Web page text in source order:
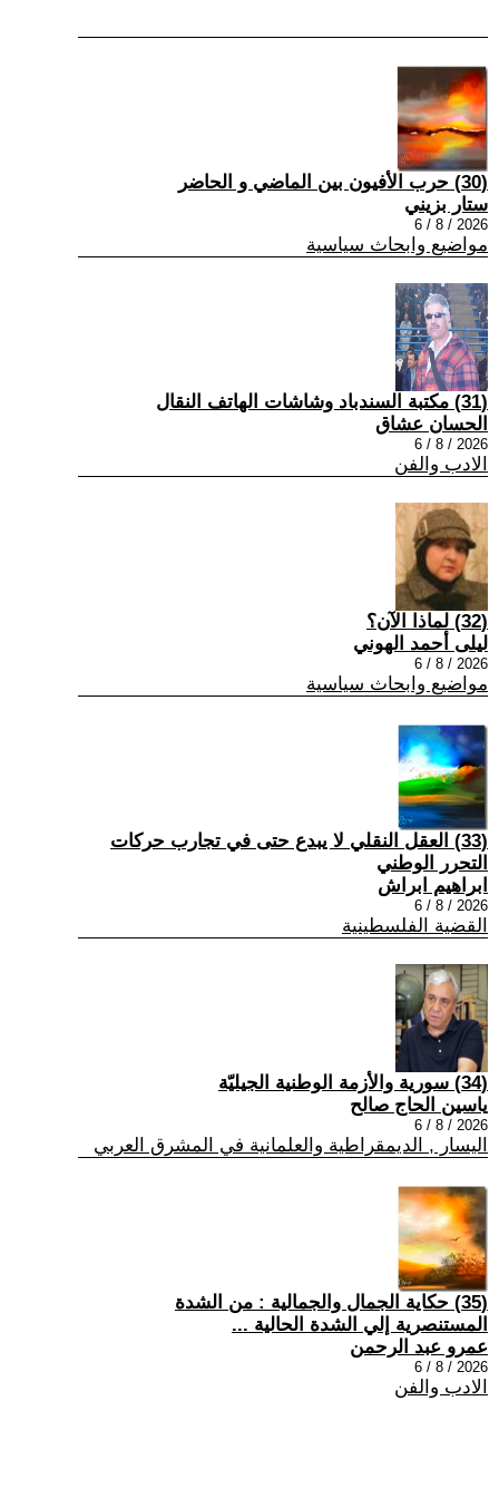
(30) حرب الأفيون بين الماضي و الحاضر
ستار بزيني
2026 / 8 / 6
مواضيع وابحاث سياسية
(31) مكتبة السندباد وشاشات الهاتف النقال
الحسان عشاق
2026 / 8 / 6
الادب والفن
(32) لماذا الآن؟
ليلى أحمد الهوني
2026 / 8 / 6
مواضيع وابحاث سياسية
(33) العقل النقلي لا يبدع حتى في تجارب حركات
التحرر الوطني
ابراهيم ابراش
2026 / 8 / 6
القضية الفلسطينية
(34) سورية والأزمة الوطنية الجيليّة
ياسين الحاج صالح
2026 / 8 / 6
اليسار , الديمقراطية والعلمانية في المشرق العربي
(35) حكاية الجمال والجمالية : من الشدة
المستنصرية إلي الشدة الحالية ...
عمرو عبد الرحمن
2026 / 8 / 6
الادب والفن